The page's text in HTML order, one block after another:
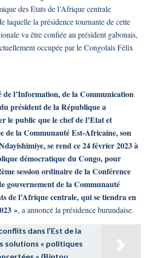
des Etats de l’Afrique centrale
laquelle la présidence tournante de cette
va être confiée au président gabonais,
occupée par le Congolais Félix
l’Information, de la Communication
président de la République a
le public que le chef de l’Etat et
de la Communauté Est-Africaine, son
se rend ce 24 février 2023 à
démocratique du Congo, pour
session ordinaire de la Conférence
gouvernement de la Communauté
de l’Afrique centrale, qui se tiendra en
», a annoncé la présidence burundaise.
dans l’Est de la
solutions « politiques